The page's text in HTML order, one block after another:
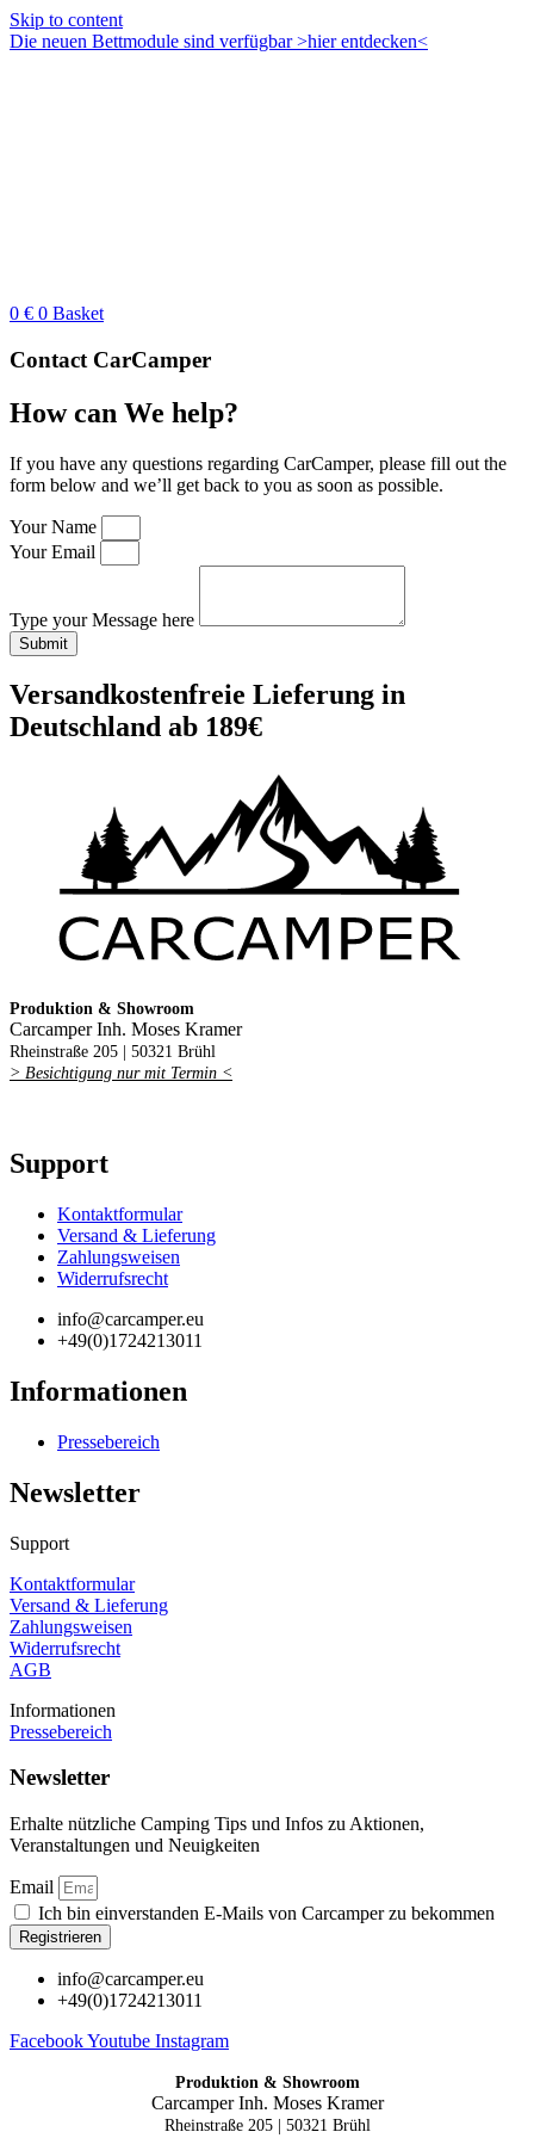
Skip to content
Die neuen Bettmodule sind verfügbar >hier entdecken<
0 € 0 Basket
Contact CarCamper
How can We help?
If you have any questions regarding CarCamper, please fill out the
form below and we’ll get back to you as soon as possible.
Your Name
Your Email
Type your Message here
Submit
Versandkostenfreie Lieferung in
Deutschland ab 189€
Produktion & Showroom
Carcamper Inh. Moses Kramer
Rheinstraße 205 | 50321 Brühl
> Besichtigung nur mit Termin <
Support
Kontaktformular
Versand & Lieferung
Zahlungsweisen
Widerrufsrecht
info@carcamper.eu
+49(0)1724213011
Informationen
Pressebereich
Newsletter
Support
Kontaktformular
Versand & Lieferung
Zahlungsweisen
Widerrufsrecht
AGB
Informationen
Pressebereich
Newsletter
Erhalte nützliche Camping Tips und Infos zu Aktionen,
Veranstaltungen und Neuigkeiten
Email
Ich bin einverstanden E-Mails von Carcamper zu bekommen
Registrieren
info@carcamper.eu
+49(0)1724213011
FacebookYoutube Instagram
Produktion & Showroom
Carcamper Inh. Moses Kramer
Rheinstraße 205 | 50321 Brühl